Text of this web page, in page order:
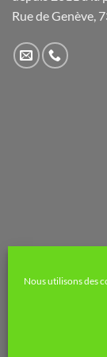
Nous utilisons des
Rue de Genève,